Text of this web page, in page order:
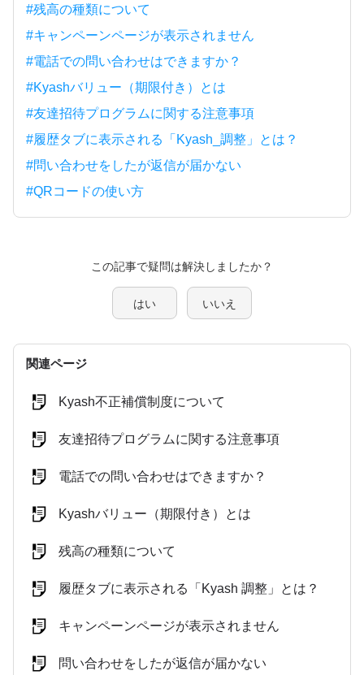
#残高の種類について
#キャンペーンページが表示されません
#電話での問い合わせはできますか？
#Kyashバリュー（期限付き）とは
#友達招待プログラムに関する注意事項
#履歴タブに表示される「Kyash_調整」とは？
#問い合わせをしたが返信が届かない
#QRコードの使い方
この記事で疑問は解決しましたか？
はい いいえ
関連ページ
Kyash不正補償制度について
友達招待プログラムに関する注意事項
電話での問い合わせはできますか？
Kyashバリュー（期限付き）とは
残高の種類について
履歴タブに表示される「Kyash 調整」とは？
キャンペーンページが表示されません
問い合わせをしたが返信が届かない